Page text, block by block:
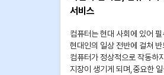
서비스
컴퓨터는 현대 사회에 있어
현대인의 일상 전반에 걸쳐
컴퓨터가 정상적으로 작동하
지장이 생기게 되며,중요한